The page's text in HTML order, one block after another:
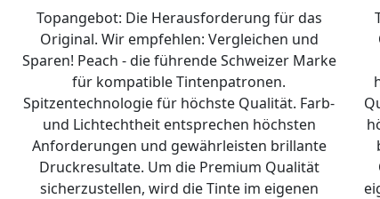
Topangebot: Die Herausforderung für das
Original. Wir empfehlen: Vergleichen und
Sparen! Peach - die führende Schweizer Marke
für kompatible Tintenpatronen.
Spitzentechnologie für höchste Qualität. Farb-
und Lichtechtheit entsprechen höchsten
Anforderungen und gewährleisten brillante
Druckresultate. Um die Premium Qualität
sicherzustellen, wird die Tinte im eigenen